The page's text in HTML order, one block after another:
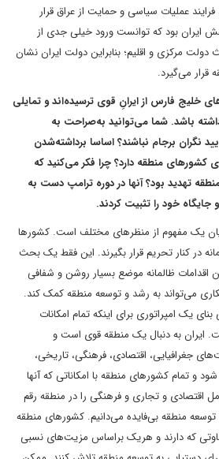
عملیات سیاسی و حمایت از عراق قرار
ایران بود که توانست ورود خیلی جدی از
مرکزی و اقلیم؛ بنابراین دولت ایران نشان
قرار می‌گیرد.
خلیج فارس از ایرانِ قوی ترسیده‌اند و تمایلی
باشد. شما می‌توانید به‌صراحت به
نگران برجام نباشند؟ اساسا برداشته‌شدن
کشورهای منطقه دارد؟ چرا فکر می‌کنید که
تهدید بود؟ آنها در دوره ترامپ دست به
جایگاه خود را تثبیت کردند.
یک مفهوم از منظرهای مختلف است. کشورها
در کنار تحریم قرار بگیرند. این فقط یک بحث
اقدامات ظالمانه موضع بسیار روشن و شفافی
می‌تواند به رشد و توسعه منطقه کمک کند.
یک امپراتوری برای اینکه تمام امکانات
ایران به دنبال یک منطقه قوی است و
جغرافیایی، اقتصادی، فرهنگی، تاریخی،
و تمام کشورهای منطقه با امکاناتی که آنها
اقتصادی و تجاری و فرهنگی را در منطقه رقم
توسعه منطقه بی‌فایده می‌دانیم. کشورهای منطقه
که دارند و هر‌یک براساس مزیت‌های نسبی